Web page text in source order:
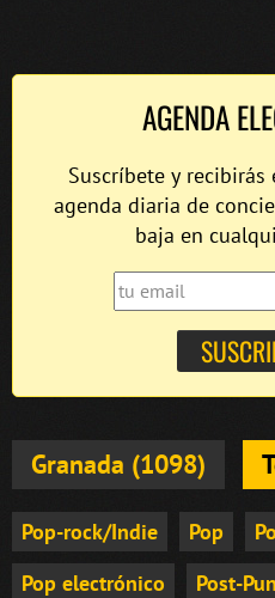
AGENDA
Suscríbete y
agenda diaria de
baja en
Granada (1098)
Pop-rock/Indie Pop
Pop electrónico
Post-